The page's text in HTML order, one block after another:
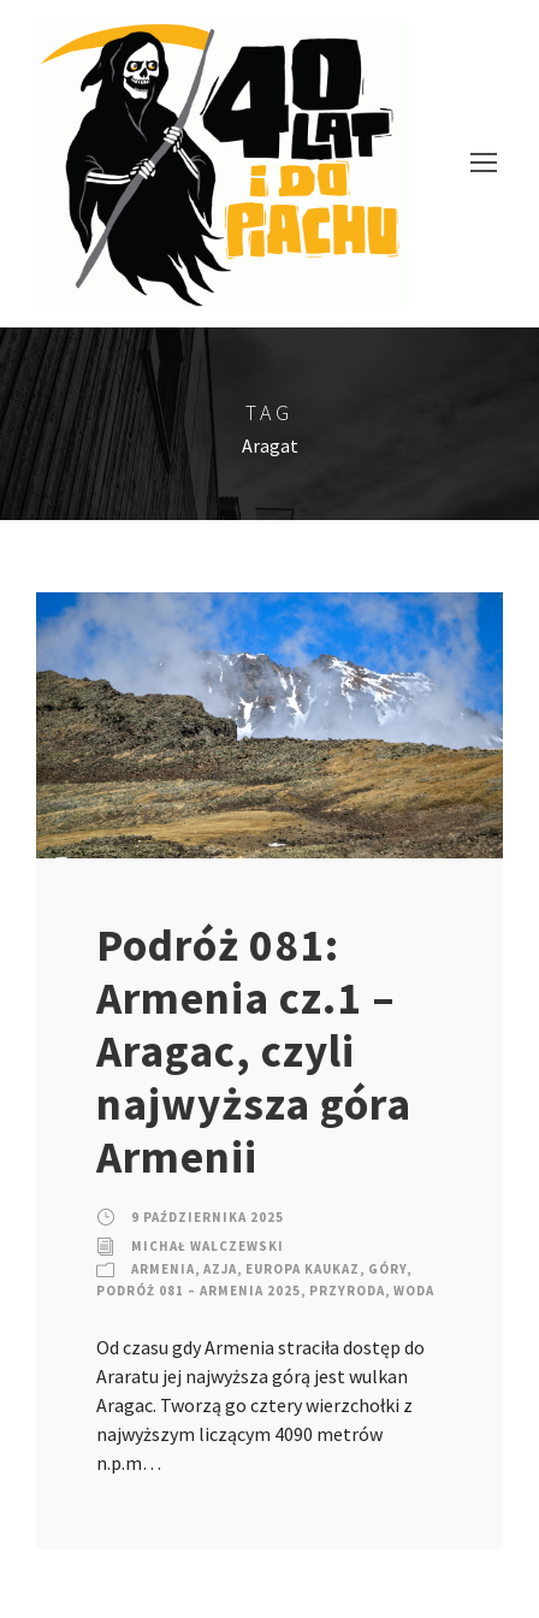
TAG
Aragat
Podróż 081:
Armenia cz.1 –
Aragac, czyli
najwyższa góra
Armenii
9 PAŹDZIERNIKA 2025
MICHAŁ WALCZEWSKI
ARMENIA, AZJA, EUROPA KAUKAZ , GÓRY,
PODRÓŻ 081 – ARMENIA 2025, PRZYRODA, WODA
Od czasu gdy Armenia straciła dostęp do
Araratu jej najwyższa górą jest wulkan
Aragac. Tworzą go cztery wierzchołki z
najwyższym liczącym 4090 metrów
n.p.m…